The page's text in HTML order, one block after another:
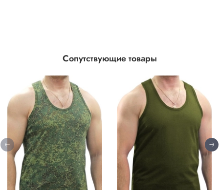
Сопутствующие товары